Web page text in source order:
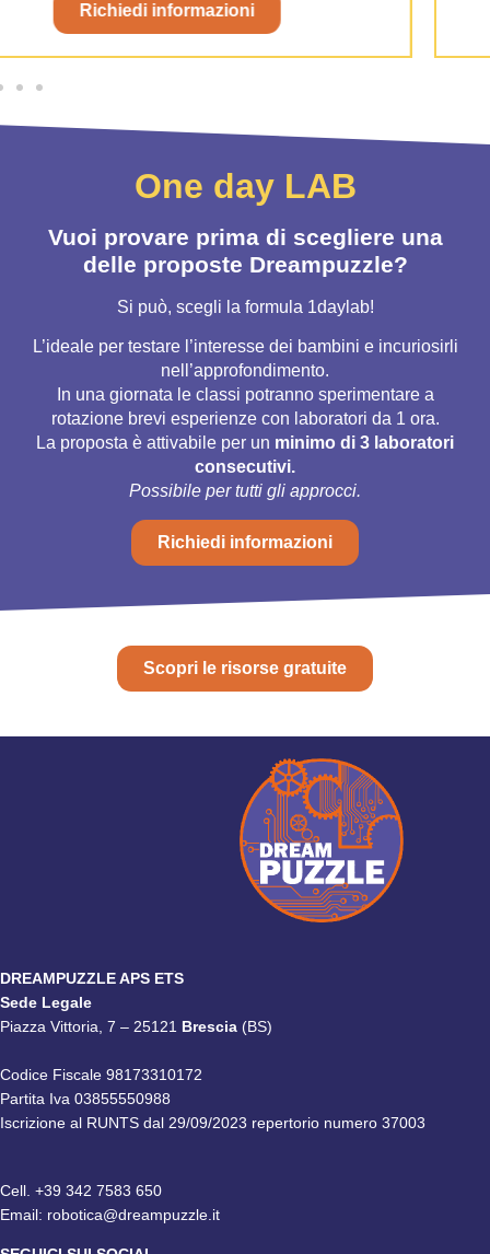
Richiedi informazioni
One day LAB
Vuoi provare prima di scegliere una
delle proposte Dreampuzzle?
Si può, scegli la formula 1daylab!
L’ideale per testare l’interesse dei bambini e incuriosirli
nell’approfondimento.
In una giornata le classi potranno sperimentare a
rotazione brevi esperienze con laboratori da 1 ora.
La proposta è attivabile per un minimo di 3 laboratori
consecutivi.
Possibile per tutti gli approcci.
Richiedi informazioni
Scopri le risorse gratuite
DREAMPUZZLE APS ETS
Sede Legale
Piazza Vittoria, 7 – 25121 Brescia (BS)
Codice Fiscale 98173310172
Partita Iva 03855550988
Iscrizione al RUNTS dal 29/09/2023 repertorio numero 37003
Cell. +39 342 7583 650
Email: robotica@dreampuzzle.it